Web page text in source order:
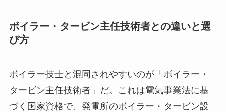
ボイラー・タービン主任技術者との違いと選
び方
ボイラー技士と混同されやすいのが「ボイラー・
タービン主任技術者」だ。これは電気事業法に基
づく国家資格で、発電所のボイラー・タービン設